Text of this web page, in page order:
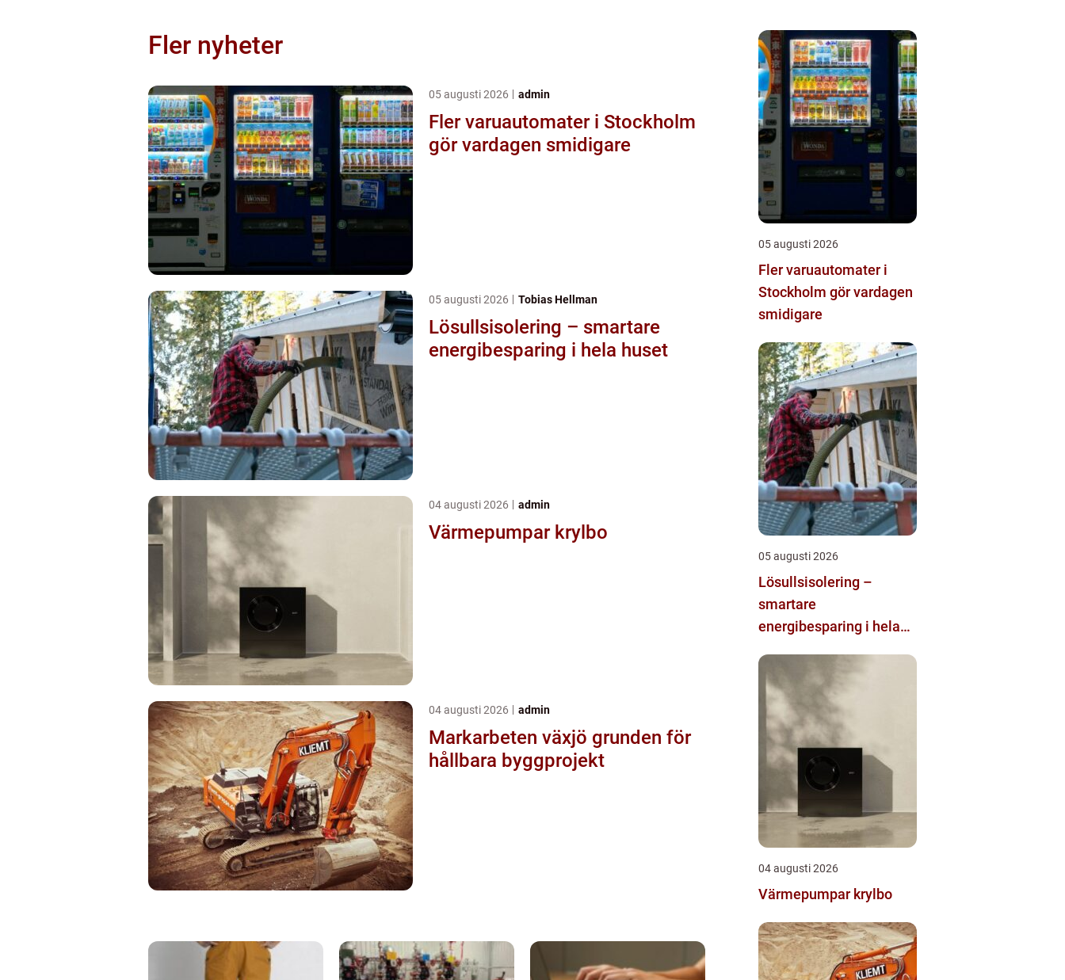
Fler nyheter
05 augusti 2026 admin
Fler varuautomater i Stockholm
gör vardagen smidigare
05 augusti 2026 Tobias Hellman
Lösullsisolering – smartare
energibesparing i hela huset
04 augusti 2026 admin
Värmepumpar krylbo
04 augusti 2026 admin
Markarbeten växjö grunden för
hållbara byggprojekt
05 augusti 2026
Fler varuautomater i
Stockholm gör vardagen
smidigare
05 augusti 2026
Lösullsisolering –
smartare
energibesparing i hela
04 augusti 2026
Värmepumpar krylbo